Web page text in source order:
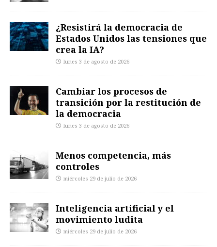
¿Resistirá la democracia de
Estados Unidos las tensiones que
crea la IA?
lunes 3 de agosto de 2026
Cambiar los procesos de
transición por la restitución de
la democracia
lunes 3 de agosto de 2026
Menos competencia, más
controles
miércoles 29 de julio de 2026
Inteligencia artificial y el
movimiento ludita
miércoles 29 de julio de 2026